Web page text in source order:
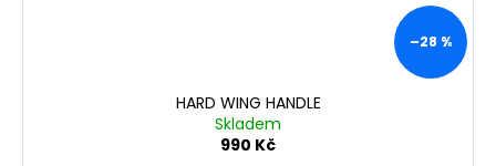
–28 %
HARD WING HANDLE
Skladem
990 Kč